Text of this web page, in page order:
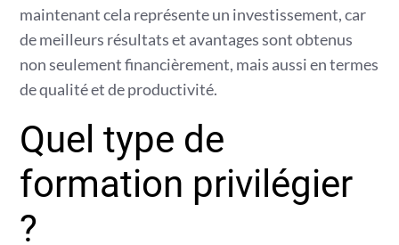
maintenant cela représente un investissement, car
de meilleurs résultats et avantages sont obtenus
non seulement financièrement, mais aussi en termes
de qualité et de productivité.
Quel type de
formation privilégier
?